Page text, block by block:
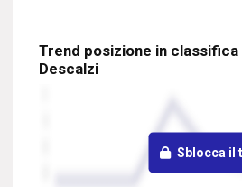
Trend posizione in classifica
Descalzi
Sblocca il